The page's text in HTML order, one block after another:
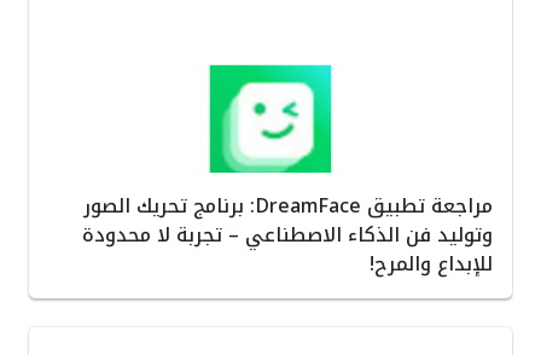
مراجعة تطبيق DreamFace: برنامج تحريك الصور
وتوليد فن الذكاء الاصطناعي – تجربة لا محدودة
للإبداع والمرح!